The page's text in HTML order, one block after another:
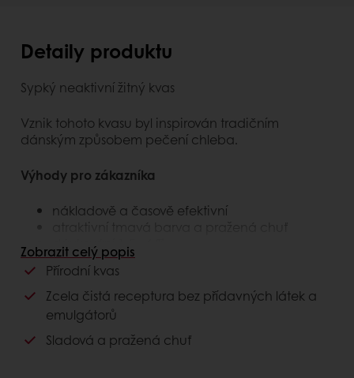
Detaily produktu
Sypký neaktivní žitný kvas
Vznik tohoto kvasu byl inspirován tradičním
dánským způsobem pečení chleba.
Výhody pro zákazníka
nákladově a časově efektivní
dávkování 1,5 - 6 %
originální a variabilní - lze kombinovat s dalšími
kvasy Sapore
Výhody pro spotřebitele
Skvělá pražená chuť a vůně
Zobrazit celý popis
Přírodní kvas
Zcela čistá receptura bez přídavných látek a
emulgátorů
Sladová a pražená chuť